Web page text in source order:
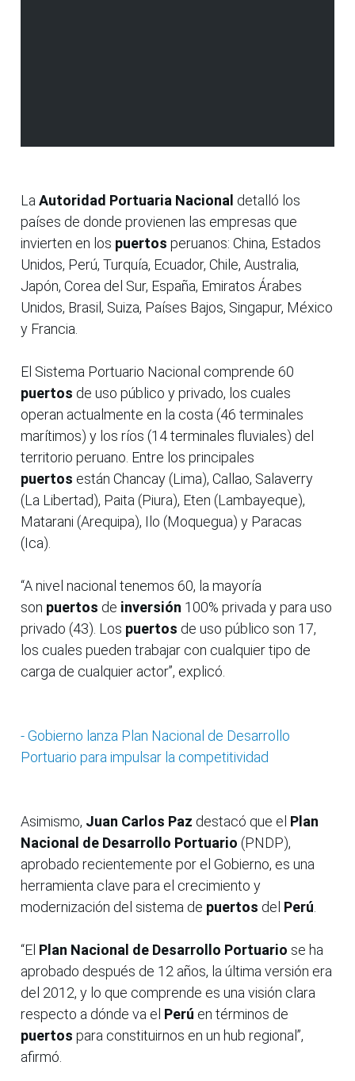
La Autoridad Portuaria Nacional detalló los
países de donde provienen las empresas que
invierten en los puertos peruanos: China, Estados
Unidos, Perú, Turquía, Ecuador, Chile, Australia,
Japón, Corea del Sur, España, Emiratos Árabes
Unidos, Brasil, Suiza, Países Bajos, Singapur, México
y Francia.
El Sistema Portuario Nacional comprende 60
puertos de uso público y privado, los cuales
operan actualmente en la costa (46 terminales
marítimos) y los ríos (14 terminales fluviales) del
territorio peruano. Entre los principales
puertos están Chancay (Lima), Callao, Salaverry
(La Libertad), Paita (Piura), Eten (Lambayeque),
Matarani (Arequipa), Ilo (Moquegua) y Paracas
(Ica).
“A nivel nacional tenemos 60, la mayoría
son puertos de inversión 100% privada y para uso
privado (43). Los puertos de uso público son 17,
los cuales pueden trabajar con cualquier tipo de
carga de cualquier actor”, explicó.
- Gobierno lanza Plan Nacional de Desarrollo
Portuario para impulsar la competitividad
Asimismo, Juan Carlos Paz destacó que el Plan
Nacional de Desarrollo Portuario (PNDP),
aprobado recientemente por el Gobierno, es una
herramienta clave para el crecimiento y
modernización del sistema de puertos del Perú
“El Plan Nacional de Desarrollo Portuario se ha
aprobado después de 12 años, la última versión era
del 2012, y lo que comprende es una visión clara
respecto a dónde va el Perú en términos de
puertos para constituirnos en un hub regional”,
afirmó.